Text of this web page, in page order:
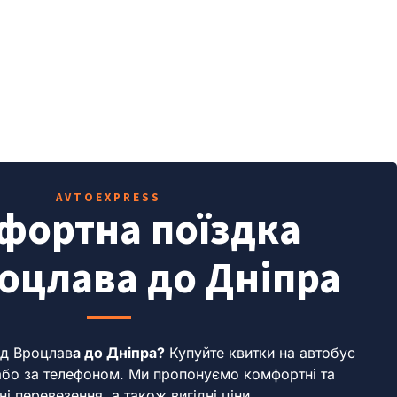
AVTOEXPRESS
поїздка
до Дніпра
Вроцлава до Дніпра?Купуйте квитки на автобус
за телефоном. Ми пропонуємо комфортні та